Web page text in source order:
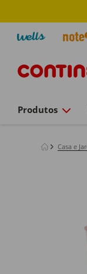
Produtos
Casa e